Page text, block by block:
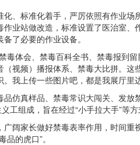
标准化着手，严厉依照有作业场
业站做改造，标准设置了医治室
了必要的作业设备。
体会、禁毒百科全书、禁毒报到留
视频）播报体系、禁毒大比拼。
我上传一些图片吧，都是我展厅里
真样品、禁毒常识大闯关、发放
工组成，旨在经过“小手拉大手”等
家长做好禁毒表率作用，时间重
的虎口”。